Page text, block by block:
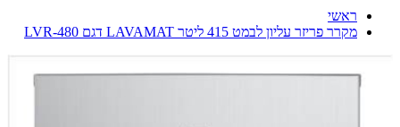
ראשי
מקרר פריזר עליון לבמט 415 ליטר LAVAMAT דגם LVR-480